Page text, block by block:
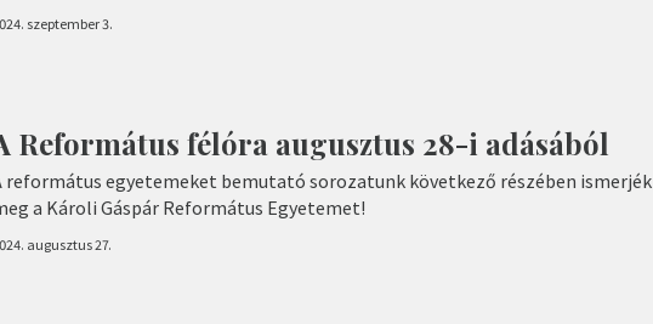
szeptember 3.
Református félóra augusztus 28-i adásából
református egyetemeket bemutató sorozatunk következő részében ismerjék
a Károli Gáspár Református Egyetemet!
augusztus 27.